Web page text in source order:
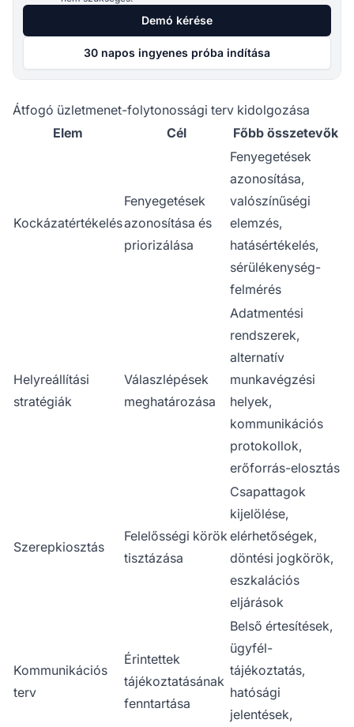
Demó kérése
30 napos ingyenes próba indítása
Átfogó üzletmenet-folytonossági terv kidolgozása
Elem
Cél Főbb összetevők
Kockázatértékelés
Fenyegetések
azonosítása és
priorizálása
Fenyegetések
azonosítása,
valószínűségi
elemzés,
hatásértékelés,
sérülékenység-
felmérés
Helyreállítási
stratégiák
Válaszlépések
meghatározása
Adatmentési
rendszerek,
alternatív
munkavégzési
helyek,
kommunikációs
protokollok,
erőforrás-elosztás
Szerepkiosztás
Felelősségi körök
tisztázása
Csapattagok
kijelölése,
elérhetőségek,
döntési jogkörök,
eszkalációs
eljárások
Kommunikációs
terv
Érintettek
tájékoztatásának
fenntartása
Belső értesítések,
ügyfél-
tájékoztatás,
hatósági
jelentések,